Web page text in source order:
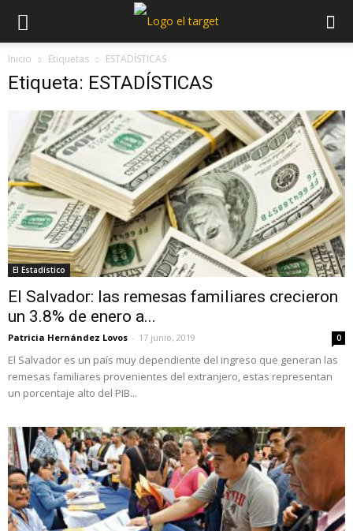
Inicio Etiquetas ESTADÍSTICAS
Etiqueta: ESTADÍSTICAS
El Estadístico
El Salvador: las remesas familiares crecieron
un 3.8% de enero a...
Patricia Hernández Lovos - 17 junio, 2019 0
El Salvador es un país muy dependiente del ingreso que generan las
remesas familiares provenientes del extranjero, estas representan
un porcentaje alto del PIB...